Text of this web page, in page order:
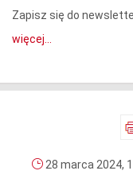
Zapisz się do
więcej...
28 marca 2024,